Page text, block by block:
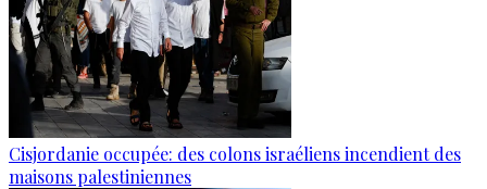
Cisjordanie occupée: des colons israéliens incendient des
maisons palestiniennes